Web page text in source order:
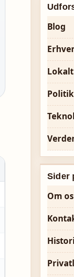
Blog
Lokalt
Politik
Sider
Om os